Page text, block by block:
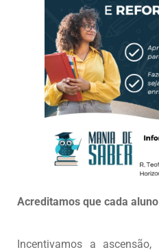
Acreditamos que cada
Incentivamos a